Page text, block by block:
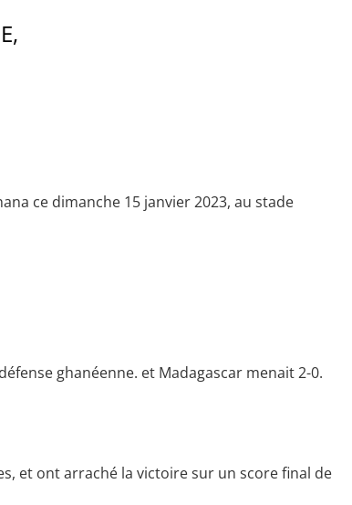
ce dimanche 15 janvier 2023, au stade
ghanéenne. et Madagascar menait 2-0.
et ont arraché la victoire sur un score final de